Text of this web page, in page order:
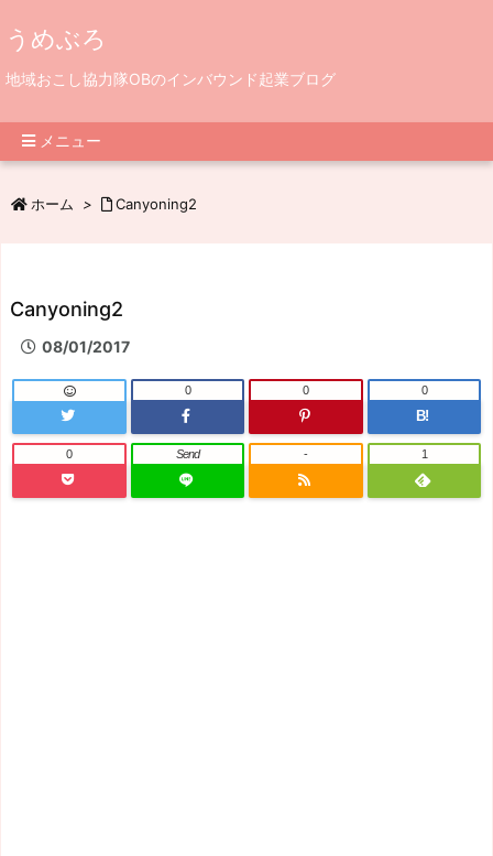
うめぶろ
地域おこし協力隊OBのインバウンド起業ブログ
メニュー
ホーム > Canyoning2
Canyoning2
08/01/2017
0 0
B!
0
0 Send - 1